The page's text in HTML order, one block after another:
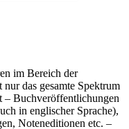
im Bereich der
das gesamte Spektrum
– Buchveröffentlichungen
in englischer Sprache),
Noteneditionen etc. –